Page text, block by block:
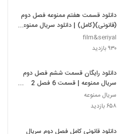
دانلود قسمت هفتم ممنوعه فصل دوم
(قانونی)(کامل) | دانلود سریال ممنوعه
قسمت 7 فصل 2
film&seriyal
۹۳۰ بازدید
دانلود رایگان قسمت ششم فصل دوم
سریال ممنوعه | قسمت 6 فصل 2
ممنوعه کامل
سریال ممنوعه
۶۵۸ بازدید
دانلود قانونی کامل فصل دوم سریال